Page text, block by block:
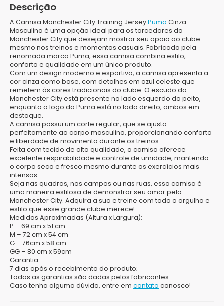
Descrição
A Camisa Manchester City Training JerseyPuma Cinza
Masculina é uma opção ideal para os torcedores do
Manchester City que desejam mostrar seu apoio ao clube
mesmo nos treinos e momentos casuais. Fabricada pela
renomada marca Puma, essa camisa combina estilo,
conforto e qualidade em um único produto.
Com um design moderno e esportivo, a camisa apresenta a
cor cinza como base, com detalhes em azul celeste que
remetem às cores tradicionais do clube. O escudo do
Manchester City está presente no lado esquerdo do peito,
enquanto o logo da Puma está no lado direito, ambos em
destaque.
A camisa possui um corte regular, que se ajusta
perfeitamente ao corpo masculino, proporcionando conforto
e liberdade de movimento durante os treinos.
Feita com tecido de alta qualidade, a camisa oferece
excelente respirabilidade e controle de umidade, mantendo
o corpo seco e fresco mesmo durante os exercícios mais
intensos.
Seja nas quadras, nos campos ou nas ruas, essa camisa é
uma maneira estilosa de demonstrar seu amor pelo
Manchester City. Adquira a sua e treine com todo o orgulho e
estilo que esse grande clube merece!
Medidas Aproximadas (Altura x Largura):
P – 69 cm x 51 cm
M – 72 cm x 54 cm
G – 76cm x 58 cm
GG – 80 cm x 59cm
Garantia:
7 dias após o recebimento do produto;
Todas as garantias são dadas pelos fabricantes.
Caso tenha alguma dúvida, entre em contato conosco!